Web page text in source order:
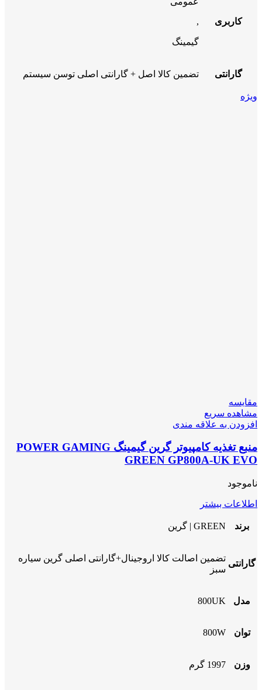
کاربری
,
گیمینگ
گارانتی تضمین کالا اصل + گارانتی اصلی توسن سیستم
ویژه
مقایسه
مشاهده سریع
افزودن به علاقه مندی
منبع تغذیه کامپیوتر گرین گیمینگ POWER GAMING
GREEN GP800A-UK EVO
ناموجود
اطلاعات بیشتر
برند GREEN | گرین
گارانتی
تضمین اصالت کالا اروجینال+گارانتی اصلی گرین سیاره
سبز
مدل 800UK
توان 800W
وزن 1997 گرم